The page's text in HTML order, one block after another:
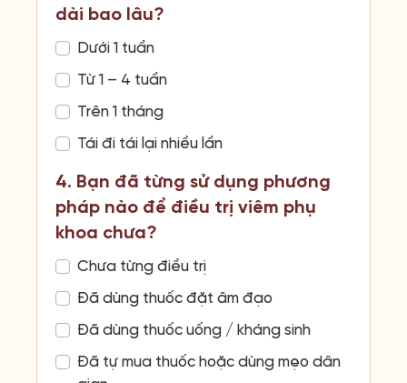
dài bao lâu?
Dưới 1 tuần
Từ 1 – 4 tuần
Trên 1 tháng
Tái đi tái lại nhiều lần
4. Bạn đã từng sử dụng phương
pháp nào để điều trị viêm phụ
khoa chưa?
Chưa từng điều trị
Đã dùng thuốc đặt âm đạo
Đã dùng thuốc uống / kháng sinh
Đã tự mua thuốc hoặc dùng mẹo dân